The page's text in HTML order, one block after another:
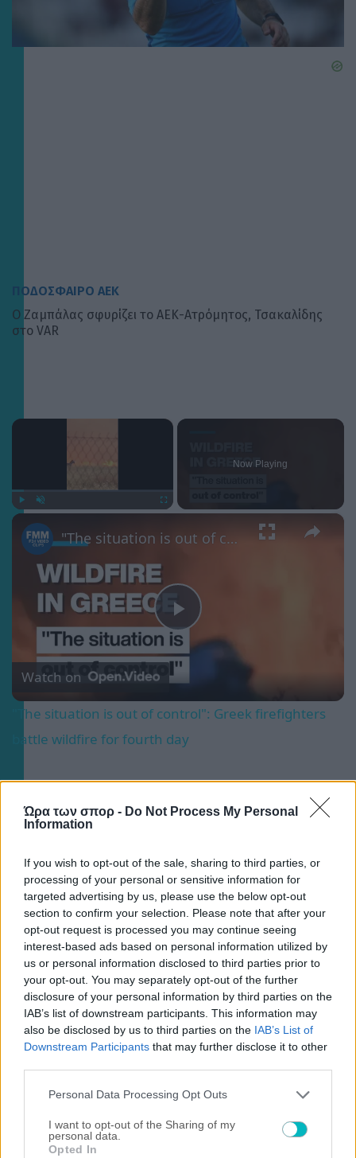
Ώρα των σπορ - Do Not Process My Personal
Information
If you wish to opt-out of the sale, sharing to third parties, or
processing of your personal or sensitive information for
targeted advertising by us, please use the below opt-out
section to confirm your selection. Please note that after your
opt-out request is processed you may continue seeing
interest-based ads based on personal information utilized by
us or personal information disclosed to third parties prior to
your opt-out. You may separately opt-out of the further
disclosure of your personal information by third parties on the
IAB’s list of downstream participants. This information may
also be disclosed by us to third parties on the IAB’s List of
Downstream Participants that may further disclose it to other
Please note that this website/app uses one or more Google
not limited to your visit or usage behaviour. You may click to
grant or deny consent to Google and its third-party tags to
Personal Data Processing Opt Outs
I want to opt-out of the Sharing of my
personal data.
Opted In
ΠΟΔΟΣΦΑΙΡΟ ΑΕΚ
Ο Ζαμπάλας σφυρίζει το ΑΕΚ-Ατρόμητος, Τσακαλίδης
στο VAR
×
Now Playing
×
Play
Video
"The situation is out of control": Greek firefighters battle wildfire for fourth day
Watch on
"The situation is out of control": Greek firefighters
battle wildfire for fourth day
ΡΟΗ
Γιάννης Κορομηλάς
Ο Κόστιτς δεν ήρθε, αλλά έδειξε τον δρόμο
08/08/2026 | 00:25:44
ΠΟΔΟΣΦΑΙΡΟ ΑΕΚ
ΠΑΕ και Ερασιτεχνική: «Ο Μιχάλης της ΑΕΚ θα είναι πάντα
εδώ! Δίπλα μας!» (ΦΩΤΟ)
ΠΟΔΟΣΦΑΙΡΟ ΑΕΚ
Αντίπαλοι ΑΕΚ: Η Λέφσκι Σόφιας νίκησε (2-0) την